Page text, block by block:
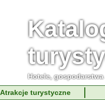
Hotele,
Atrakcje turystyczne